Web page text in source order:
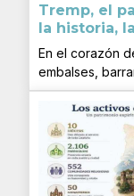
Tremp, el
la historia,
En el corazón
embalses,